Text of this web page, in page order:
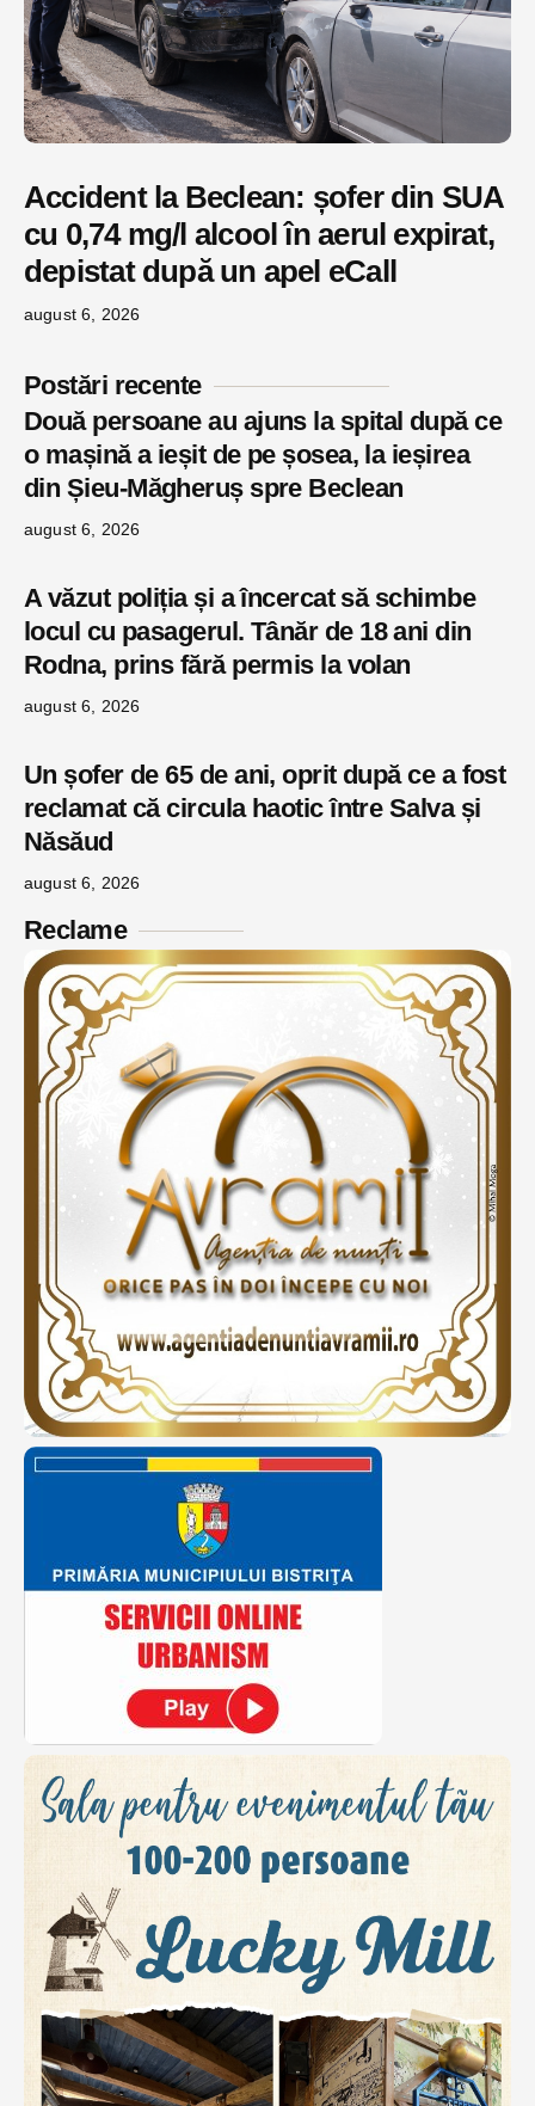
Accident la Beclean: șofer din SUA
cu 0,74 mg/l alcool în aerul expirat,
depistat după un apel eCall
august 6, 2026
Postări recente
Două persoane au ajuns la spital după ce
o mașină a ieșit de pe șosea, la ieșirea
din Șieu-Măgheruș spre Beclean
august 6, 2026
A văzut poliția și a încercat să schimbe
locul cu pasagerul. Tânăr de 18 ani din
Rodna, prins fără permis la volan
august 6, 2026
Un șofer de 65 de ani, oprit după ce a fost
reclamat că circula haotic între Salva și
Năsăud
august 6, 2026
Reclame